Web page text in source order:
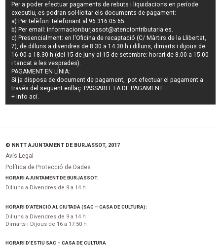
Per a poder efectuar pagaments derebuts i liquidacions en període
executiu, es podran sol·licitar els documents de pagament:
a) Per telèfon: telefonant al 96 316 05 65.
b) Per email:informacionburjassot@atenciontributaria.es.
c) Presencialment: en l'Oficina de recaptació (C/ Màrtirs de la Llibertat,
7), de dilluns a divendres de 8.30 a 14.30 h i dilluns, dimarts i dijous de
16.00 a 18.30 h (del 15 de juny al 15 de setembre: horari de 8.00 a 15.00
i tancat a les vesprades).
PAGAMENT EN LÍNIA:
Si ja disposa de document de pagament, pot efectuar el pagament a
través del següent enllaç:PASSAREL·LA DE PAGAMENT
+ Info ací.
© NNTT AJUNTAMENT DE BURJASSOT, 2017
Avís Legal
Política de Protecció de Dades
HORARI AJUNTAMENT DE BURJASSOT:
Dilluns a Divendres de 9 a 14 h
HORARI D’ATENCIÓ AL CIUTADÀ (SAC – CASA DE CULTURA):
Dilluns a Divendres de 9 a 14 h
Dimarts i Dijous de 16 a 17:50 h
HORARI D’ESTIU SAC – CASA DE CULTURA